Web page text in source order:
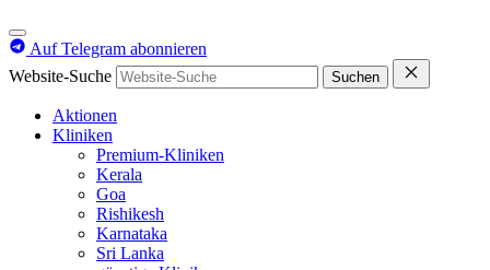
Auf Telegram abonnieren
Website-Suche
Suchen
Aktionen
Kliniken
Premium-Kliniken
Kerala
Goa
Rishikesh
Karnataka
Sri Lanka